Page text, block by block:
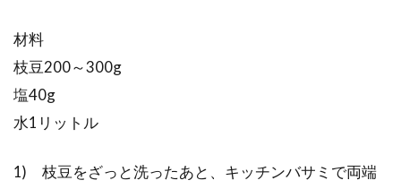
材料
枝豆200～300g
塩40g
水1リットル
1) 枝豆をざっと洗ったあと、キッチンバサミで両端